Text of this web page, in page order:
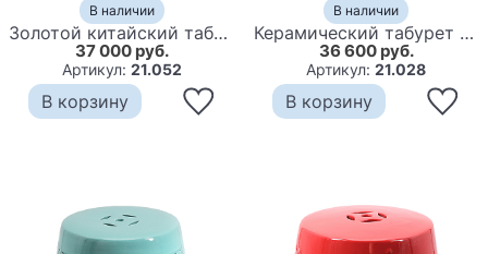
В наличии
Золотой китайский табурет ceramic garden stool Gold
37 000 руб.
Артикул: 21.052
В корзину
В наличии
Керамический табурет Coin Lattice Garden Stool - Gold
36 600 руб.
Артикул:21.028
В корзину